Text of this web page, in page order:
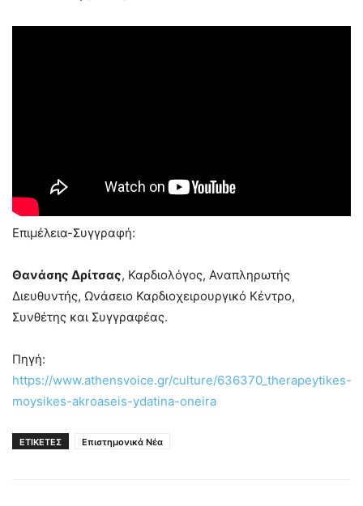
Επιμέλεια-Συγγραφή:
Θανάσης Δρίτσας, Καρδιολόγος, Αναπληρωτής
Διευθυντής, Ωνάσειο Καρδιοχειρουργικό Κέντρο,
Συνθέτης και Συγγραφέας.
Πηγή:
https://www.athensvoice.gr/culture/636370_therapeytikes-
moysikes-akroaseis-ydatina-oneira
ΕΤΙΚΕΤΕΣ Επιστημονικά Νέα